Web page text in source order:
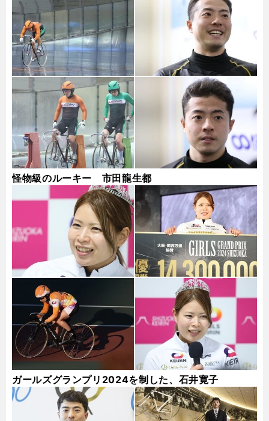
怪物級のルーキー 市田龍生都
ガールズグランプリ2024を制した、石井寛子